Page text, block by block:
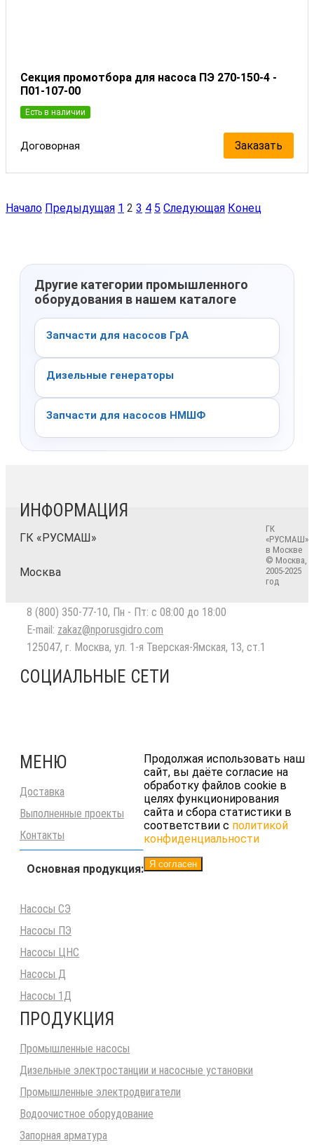
Секция промотбора для насоса ПЭ 270-150-4 -
П01-107-00
Есть в наличии
Договорная Заказать
Начало Предыдущая 1 2 3 4 5 Следующая Конец
Другие категории промышленного
оборудования в нашем каталоге
Запчасти для насосов ГрА
Дизельные генераторы
Запчасти для насосов НМШФ
ИНФОРМАЦИЯ
ГК «РУСМАШ»
Москва
8 (800) 350-77-10, Пн - Пт: с 08:00 до 18:00
E-mail: zakaz@nporusgidro.com
125047, г. Москва, ул. 1-я Тверская-Ямская, 13, ст.1
СОЦИАЛЬНЫЕ СЕТИ
МЕНЮ
Доставка
Выполненные проекты
Контакты
Основная продукция:
Насосы СЭ
Насосы ПЭ
Насосы ЦНС
Насосы Д
Насосы 1Д
ПРОДУКЦИЯ
Промышленные насосы
Дизельные электростанции и насосные установки
Промышленные электродвигатели
Водоочистное оборудование
Запорная арматура
ГК
«РУСМАШ»
в Москве
© Москва,
2005-2025
год
Продолжая использовать наш
сайт, вы даёте согласие на
обработку файлов cookie в
целях функционирования
сайта и сбора статистики в
соответствии с политикой
конфиденциальности
Я согласен